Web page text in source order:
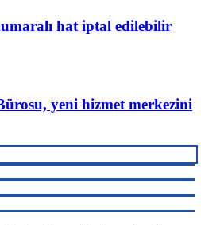
hat iptal edilebilir
yeni hizmet merkezini